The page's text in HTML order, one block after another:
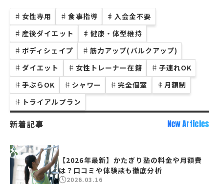
♯ 女性専用 ♯ 食事指導 ♯ 入会金不要
♯ 産後ダイエット ♯ 健康・体型維持
♯ ボディシェイプ ♯ 筋力アップ(バルクアップ)
♯ ダイエット ♯ 女性トレーナー在籍 ♯ 子連れOK
♯ 手ぶらOK ♯ シャワー ♯ 完全個室 ♯ 月額制
♯ トライアルプラン
新着記事 New Articles
【2026年最新】かたぎり塾の料金や月額費
は？口コミや体験談も徹底分析
2026.03.16